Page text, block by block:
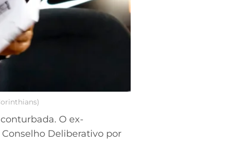
O ex-
Deliberativo por